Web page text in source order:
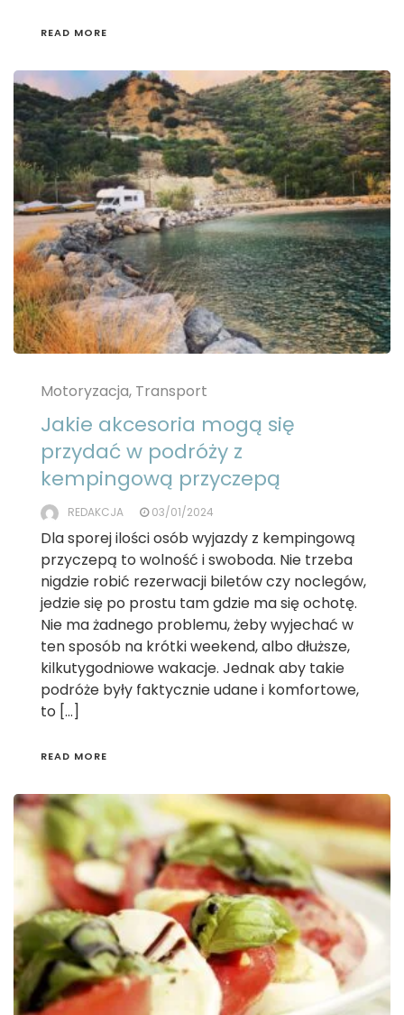
READ MORE
Motoryzacja, Transport
Jakie akcesoria mogą się
przydać w podróży z
kempingową przyczepą
REDAKCJA 03/01/2024
Dla sporej ilości osób wyjazdy z kempingową
przyczepą to wolność i swoboda. Nie trzeba
nigdzie robić rezerwacji biletów czy noclegów,
jedzie się po prostu tam gdzie ma się ochotę.
Nie ma żadnego problemu, żeby wyjechać w
ten sposób na krótki weekend, albo dłuższe,
kilkutygodniowe wakacje. Jednak aby takie
podróże były faktycznie udane i komfortowe,
to […]
READ MORE